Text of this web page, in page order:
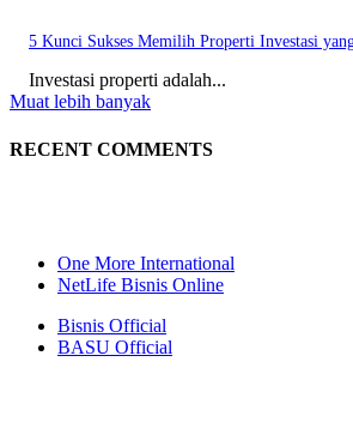
5 Kunci Sukses Memilih Properti Investasi
Investasi properti adalah...
Muat lebih banyak
RECENT COMMENTS
One More International
NetLife Bisnis Online
Bisnis Official
BASU Official